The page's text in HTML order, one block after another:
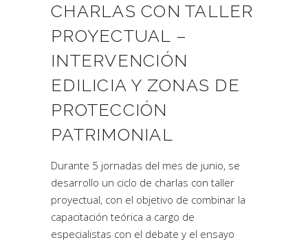
CHARLAS CON TALLER
PROYECTUAL –
INTERVENCIÓN
EDILICIA Y ZONAS DE
PROTECCIÓN
PATRIMONIAL
Durante 5 jornadas del mes de junio, se
desarrollo un ciclo de charlas con taller
proyectual, con el objetivo de combinar la
capacitación teórica a cargo de
especialistas con el debate y el ensayo